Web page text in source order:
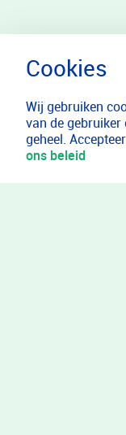
Wij gebruiken
van de
geheel.
ons beleid